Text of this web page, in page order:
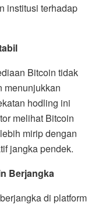
institusi terhadap
Bitcoin tidak
menunjukkan
hodling ini
melihat Bitcoin
mirip dengan
jangka pendek.
Berjangka
di platform